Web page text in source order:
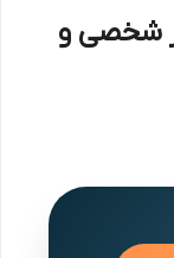
شخصی و